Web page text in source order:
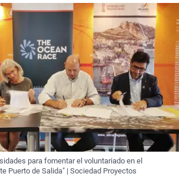
para fomentar el voluntariado en el
Puerto de Salida" | Sociedad Proyectos